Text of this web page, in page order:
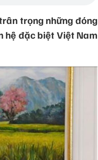
trọng những đóng
hệ đặc biệt Việt Nam